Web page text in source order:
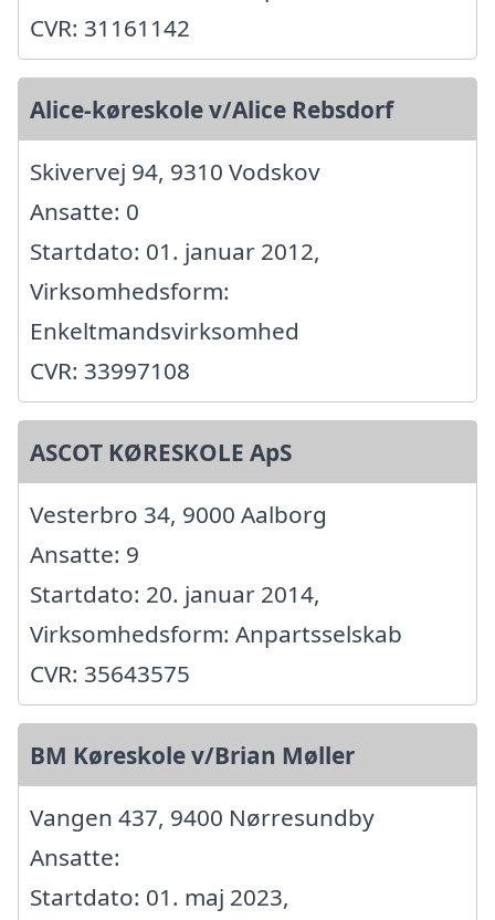
CVR: 31161142
Alice-køreskole v/Alice Rebsdorf
Skivervej 94, 9310 Vodskov
Ansatte: 0
Startdato: 01. januar 2012,
Virksomhedsform:
Enkeltmandsvirksomhed
CVR: 33997108
ASCOT KØRESKOLE ApS
Vesterbro 34, 9000 Aalborg
Ansatte: 9
Startdato: 20. januar 2014,
Virksomhedsform: Anpartsselskab
CVR: 35643575
BM Køreskole v/Brian Møller
Vangen 437, 9400 Nørresundby
Ansatte:
Startdato: 01. maj 2023,